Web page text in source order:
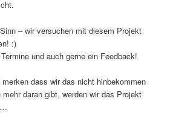
– wir versuchen mit diesem Projekt
:)
und auch gerne ein Feedback!
dass wir das nicht hinbekommen
daran gibt, werden wir das Projekt